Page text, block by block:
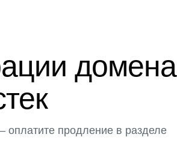
домена
оплатите продление в разделе